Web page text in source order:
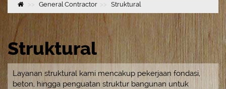
General Contractor Struktural
Struktural
Layanan struktural kami mencakup pekerjaan fondasi,
beton, hingga penguatan struktur bangunan untuk